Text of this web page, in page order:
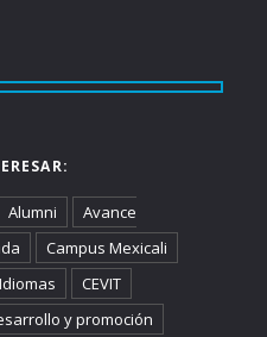
Alumni
Avance
Campus Mexicali
CEVIT
y promoción